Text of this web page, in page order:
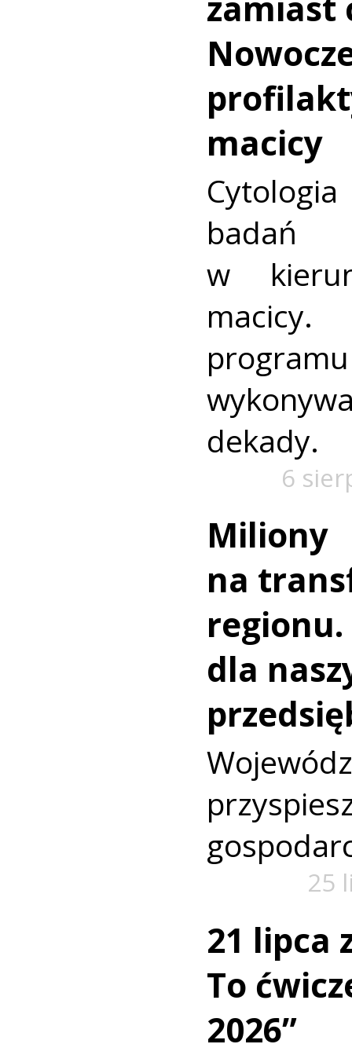
macicy
badań
w
dekady.
6
Miliony
na
regionu.
dla
25
21 lipca
To
2026”